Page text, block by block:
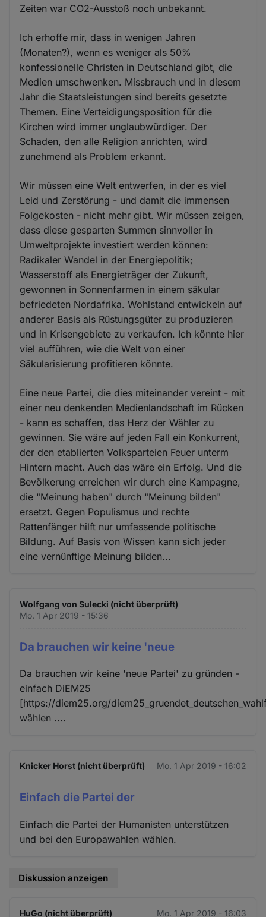
Zeiten war CO2-Ausstoß noch unbekannt.
Ich erhoffe mir, dass in wenigen Jahren
(Monaten?), wenn es weniger als 50%
konfessionelle Christen in Deutschland gibt, die
Medien umschwenken. Missbrauch und in diesem
Jahr die Staatsleistungen sind bereits gesetzte
Themen. Eine Verteidigungsposition für die
Kirchen wird immer unglaubwürdiger. Der
Schaden, den alle Religion anrichten, wird
zunehmend als Problem erkannt.
Wir müssen eine Welt entwerfen, in der es viel
Leid und Zerstörung - und damit die immensen
Folgekosten - nicht mehr gibt. Wir müssen zeigen,
dass diese gesparten Summen sinnvoller in
Umweltprojekte investiert werden können:
Radikaler Wandel in der Energiepolitik;
Wasserstoff als Energieträger der Zukunft,
gewonnen in Sonnenfarmen in einem säkular
befriedeten Nordafrika. Wohlstand entwickeln auf
anderer Basis als Rüstungsgüter zu produzieren
und in Krisengebiete zu verkaufen. Ich könnte hier
viel aufführen, wie die Welt von einer
Säkularisierung profitieren könnte.
Eine neue Partei, die dies miteinander vereint - mit
einer neu denkenden Medienlandschaft im Rücken
- kann es schaffen, das Herz der Wähler zu
gewinnen. Sie wäre auf jeden Fall ein Konkurrent,
der den etablierten Volksparteien Feuer unterm
Hintern macht. Auch das wäre ein Erfolg. Und die
Bevölkerung erreichen wir durch eine Kampagne,
die "Meinung haben" durch "Meinung bilden"
ersetzt. Gegen Populismus und rechte
Rattenfänger hilft nur umfassende politische
Bildung. Auf Basis von Wissen kann sich jeder
eine vernünftige Meinung bilden...
Wolfgang von Sulecki (nicht überprüft)
Mo. 1 Apr 2019 - 15:36
Da brauchen wir keine 'neue
Da brauchen wir keine 'neue Partei' zu gründen -
einfach DiEM25
[https://diem25.org/
wählen ....
Knicker Horst (nicht überprüft) Mo. 1 Apr 2019 - 16:02
Einfach die Partei der
Einfach die Partei der Humanisten unterstützen
und bei den Europawahlen wählen.
Diskussion anzeigen
HuGo (nicht überprüft) Mo. 1 Apr 2019 - 16:03